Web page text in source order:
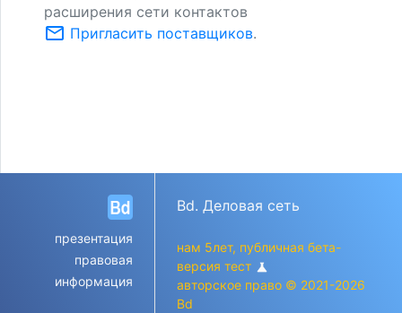
расширения сети контактов
mail_outline Пригласить поставщиков.
презентация
правовая
информация
Bd. Деловая сеть
нам 5лет, публичная бета-
версия тест science
авторское право © 2021-2026
Bd